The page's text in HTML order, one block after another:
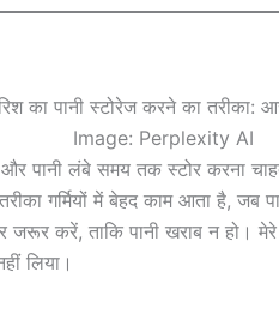
Image: Perplexity AI
पानी लंबे समय तक स्टोर करना
गर्मियों में बेहद काम आता है, जब
करें, ताकि पानी खराब न हो।
लिया।